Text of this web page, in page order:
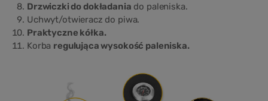
Drzwiczki do dokładania do paleniska.
Uchwyt/otwieracz do piwa.
Praktyczne kółka.
Korba regulująca wysokość paleniska.